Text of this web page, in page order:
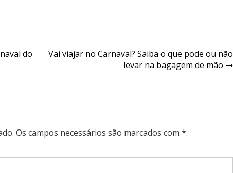
do
Vai viajar no Carnaval? Saiba o que pode ou não
levar na bagagem de mão
Os campos necessários são marcados com *.